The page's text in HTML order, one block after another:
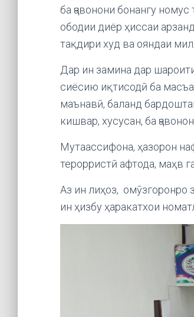
ба ҷавонони бонангу
ободии диёр ҳиссаи
тақдири худ ва ояндаи
Дар ин замина дар
сиёсию иқтисодӣ ба
маънавӣ, баланд
кишвар, хусусан, ба
Мутаассифона, ҳазорон
терорристӣ афтода, маҳв
Аз ин лиҳоз, омӯзгоронро
ин ҳизбу ҳаракатхои